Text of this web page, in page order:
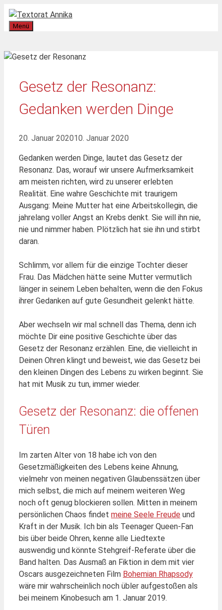
Zum
Inhalt
springen
Menü
Gesetz der Resonanz:
Gedanken werden Dinge
20. Januar 202010. Januar 2020
Gedanken werden Dinge, lautet das Gesetz der
Resonanz. Das, worauf wir unsere Aufmerksamkeit
am meisten richten, wird zu unserer erlebten
Realität. Eine wahre Geschichte mit traurigem
Ausgang: Meine Mutter hat eine Arbeitskollegin, die
jahrelang voller Angst an Krebs denkt. Sie will ihn nie,
nie und nimmer haben. Plötzlich hat sie ihn und stirbt
daran.
Schlimm, vor allem für die einzige Tochter dieser
Frau. Das Mädchen hätte seine Mutter vermutlich
länger in seinem Leben behalten, wenn die den Fokus
ihrer Gedanken auf gute Gesundheit gelenkt hätte.
Aber wechseln wir mal schnell das Thema, denn ich
möchte Dir eine positive Geschichte über das
Gesetz der Resonanz erzählen. Eine, die vielleicht in
Deinen Ohren klingt und beweist, wie das Gesetz bei
den kleinen Dingen des Lebens zu wirken beginnt. Sie
hat mit Musik zu tun, immer wieder.
Gesetz der Resonanz: die offenen
Türen
Im zarten Alter von 18 habe ich von den
Gesetzmäßigkeiten des Lebens keine Ahnung,
vielmehr von meinen negativen Glaubenssätzen über
mich selbst, die mich auf meinem weiteren Weg
noch oft genug blockieren sollen. Mitten in meinem
persönlichen Chaos findet meine Seele Freude und
Kraft in der Musik. Ich bin als Teenager Queen-Fan
bis über beide Ohren, kenne alle Liedtexte
auswendig und könnte Stehgreif-Referate über die
Band halten. Das Ausmaß an Fiktion in dem mit vier
Oscars ausgezeichneten Film Bohemian Rhapsody
wäre mir wahrscheinlich noch übler aufgestoßen als
bei meinem Kinobesuch am 1. Januar 2019.